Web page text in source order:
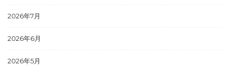
2026年7月
2026年6月
2026年5月